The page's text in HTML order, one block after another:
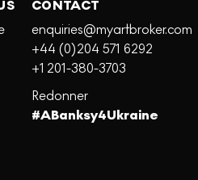
CONTACT
enquiries@myartbroker.com
+44 (0)204 571 6292
+1 201-380-3703
Redonner
#ABanksy4Ukraine